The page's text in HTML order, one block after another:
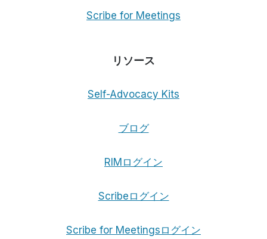
Scribe for Meetings
リソース
Self-Advocacy Kits
ブログ
RIMログイン
Scribeログイン
Scribe for Meetingsログイン